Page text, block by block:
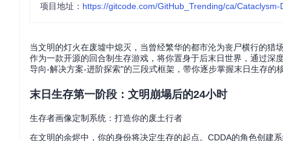
项目地址： https://gitcode.com/GitHub_Trending/ca/Cataclysm-
当文明的灯火在废墟中熄灭，当曾经繁华的都市沦为丧尸横行的猎
作为一款开源的回合制生存游戏，将你置身于后末日世界，通过深
导向-解决方案-进阶探索"的三段式框架，带你逐步掌握末日生存的核
末日生存第一阶段：文明崩塌后的24小时
生存者画像定制系统：打造你的废土行者
在文明的余烬中，你的身份将决定生存的起点。CDDA的角色创建